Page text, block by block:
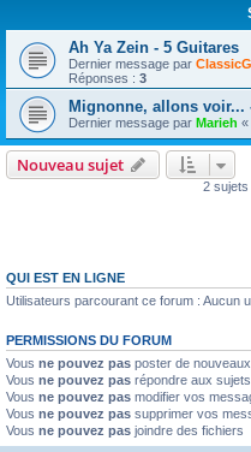
Ah Ya Zein - 5 Guitares
Dernier message par
Réponses : 3
Mignonne, allons voir...
Dernier message par Marieh «
Nouveau sujet
2 sujets
QUI EST EN LIGNE
Utilisateurs parcourant ce forum : Aucun
PERMISSIONS DU FORUM
Vous ne pouvez pas poster de
Vous ne pouvez pas répondre aux sujets
Vous ne pouvez pas modifier vos
Vous ne pouvez pas supprimer vos
Vous ne pouvez pas joindre des fichiers